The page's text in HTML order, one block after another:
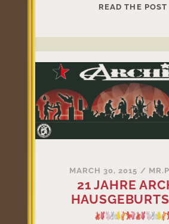
READ THE POST
MARCH 30, 2015 /
21 JAHRE